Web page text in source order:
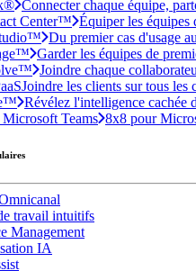
Connecter chaque équipe,
Center™ Équiper les équipes
Du premier cas d'usage
Garder les équipes de
Joindre chaque
Joindre les clients sur tous les
Révélez l'intelligence cachée
Teams 8x8 pour
travail intuitifs
Management
IA